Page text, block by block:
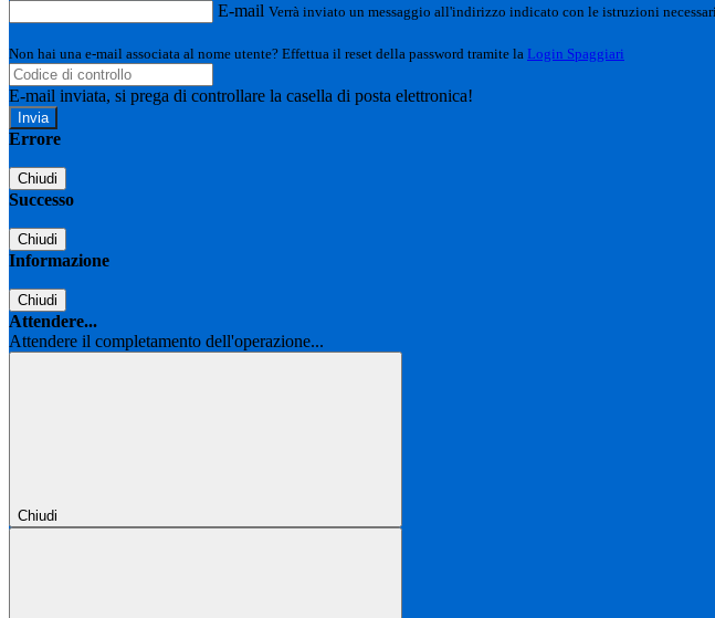
E-mail Verrà inviato un messaggio all'indirizzo indicato con le istruzioni
Non hai una e-mail associata al nome utente? Effettua il reset della password tramite la Login Spaggiari
E-mail inviata, si prega di controllare la casella di posta elettronica!
Errore
Chiudi
Successo
Chiudi
Informazione
Chiudi
Attendere...
Attendere il completamento dell'operazione...
Chiudi